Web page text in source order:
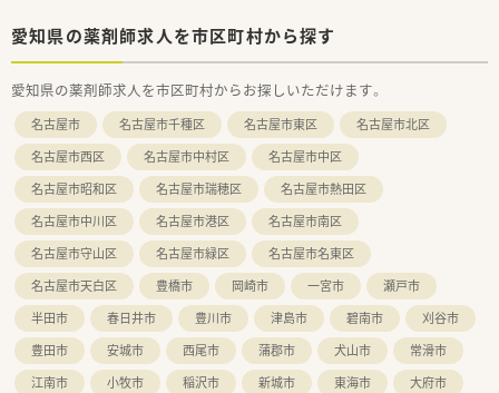
愛知県の薬剤師求人を市区町村から探す
愛知県の薬剤師求人を市区町村からお探しいただけます。
名古屋市 名古屋市千種区 名古屋市東区
名古屋市北区
名古屋市西区
名古屋市中村区
名古屋市中区
名古屋市昭和区
名古屋市瑞穂区
名古屋市熱田区
名古屋市中川区
名古屋市港区
名古屋市南区
名古屋市守山区
名古屋市緑区
名古屋市名東区
名古屋市天白区
豊橋市 岡崎市 一宮市
瀬戸市
半田市
春日井市 豊川市 津島市 碧南市
刈谷市
豊田市
安城市 西尾市 蒲郡市 犬山市
常滑市
江南市
小牧市 稲沢市 新城市 東海市
大府市